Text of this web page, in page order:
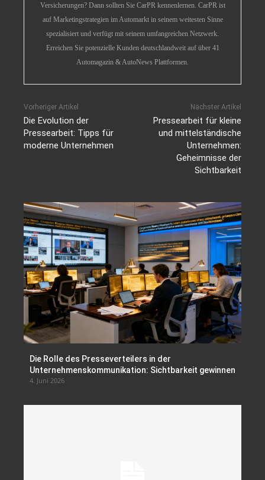
Versicherungen? Dann sollten Sie CarPR kennenlernen. CarPR ist
auf Marketingstrategien im Automarkt in seinem weitesten Sinne
spezialisiert und verfügt mit seinem umfangreichen Netzwerk.
Erreichen Sie potenzielle Kunden deutschlandweit auf über 41
Automagazin & AutoNews Plattformen.
Vorheriger Artikel
Die Evolution der
Pressearbeit: Tipps für
moderne Unternehmen
Nächster Artikel
Pressearbeit für kleine
und mittelständische
Unternehmen:
Geheimnisse der
Sichtbarkeit
Die Rolle des Presseverteilers in der
Unternehmenskommunikation: Sichtbarkeit gewinnen
4. Juni 2026